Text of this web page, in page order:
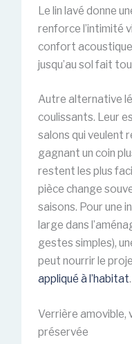
Le lin lavé donne
renforce l’intimité
confort
jusqu’au sol fait
Autre alternative
coulissants. Leur
salons qui veulent
gagnant un coin
restent les plus
pièce change
saisons. Pour une
large dans
gestes simples),
peut nourrir le
appliqué à l’habitat.
Verrière amovible,
préservée